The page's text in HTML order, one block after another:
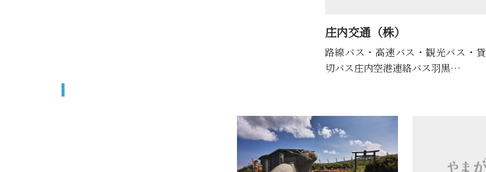
庄内交通（株）
路線バス・高速バス・観光バス・貸
切バス庄内空港連絡バス羽黒…